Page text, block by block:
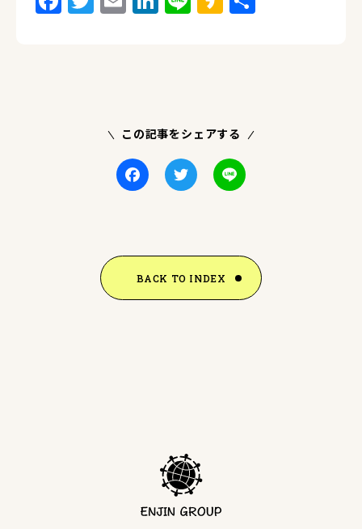
この記事をシェアする
FacebookTwitter
BACK TO INDEX